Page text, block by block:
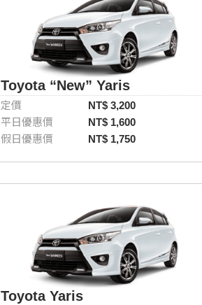
Toyota “New” Yaris
定價
NT$ 3,200
平日優惠價
NT$ 1,600
假日優惠價
NT$ 1,750
Toyota Yaris